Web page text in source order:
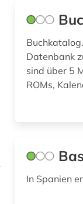
Datenbank
sind über 5
ROMs,
In Spanien